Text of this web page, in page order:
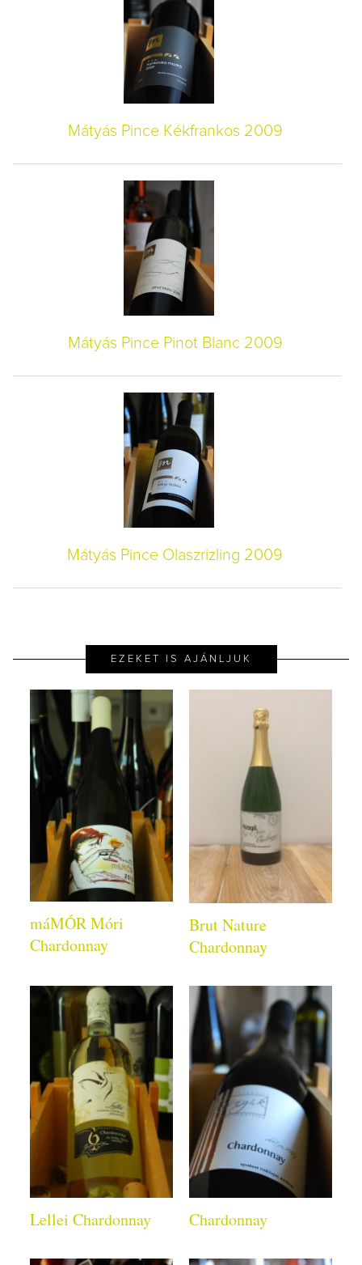
Mátyás Pince Kékfrankos 2009
Mátyás Pince Pinot Blanc 2009
Mátyás Pince Olaszrizling 2009
EZEKET IS AJÁNLJUK
máMÓR Móri
Chardonnay
Brut Nature
Chardonnay
Lellei Chardonnay Chardonnay